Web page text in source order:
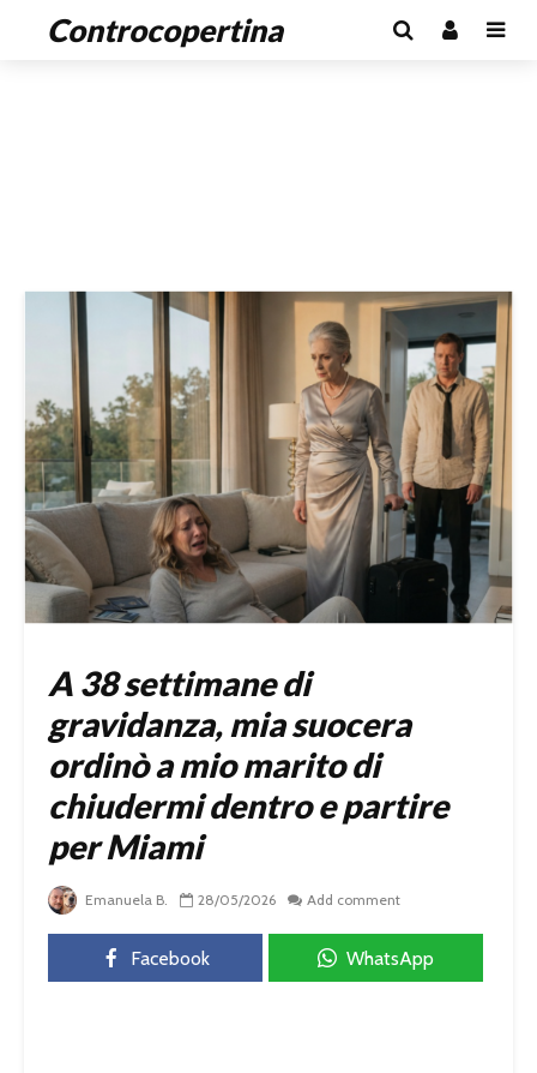
Controcopertina
A 38 settimane di
gravidanza, mia suocera
ordinò a mio marito di
chiudermi dentro e partire
per Miami
Emanuela B. 28/05/2026 Add comment
Facebook WhatsApp